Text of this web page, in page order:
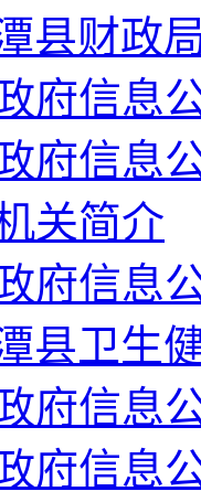
县财政
府信息
府信息
关简介
府信息
县卫生
府信息
府信息